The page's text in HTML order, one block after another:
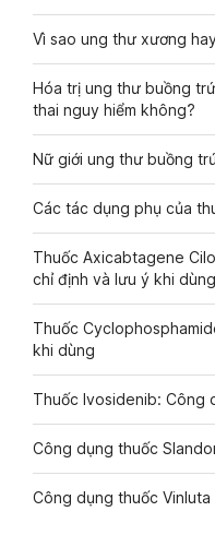
Vì sao ung thư xương
Hóa trị ung thư buồng
thai nguy hiểm không?
Nữ giới ung thư buồng
Các tác dụng phụ của
Thuốc Axicabtagene
chỉ định và lưu ý khi dùng
Thuốc
khi dùng
Thuốc Ivosidenib: Công
Công dụng thuốc
Công dụng thuốc Vinluta